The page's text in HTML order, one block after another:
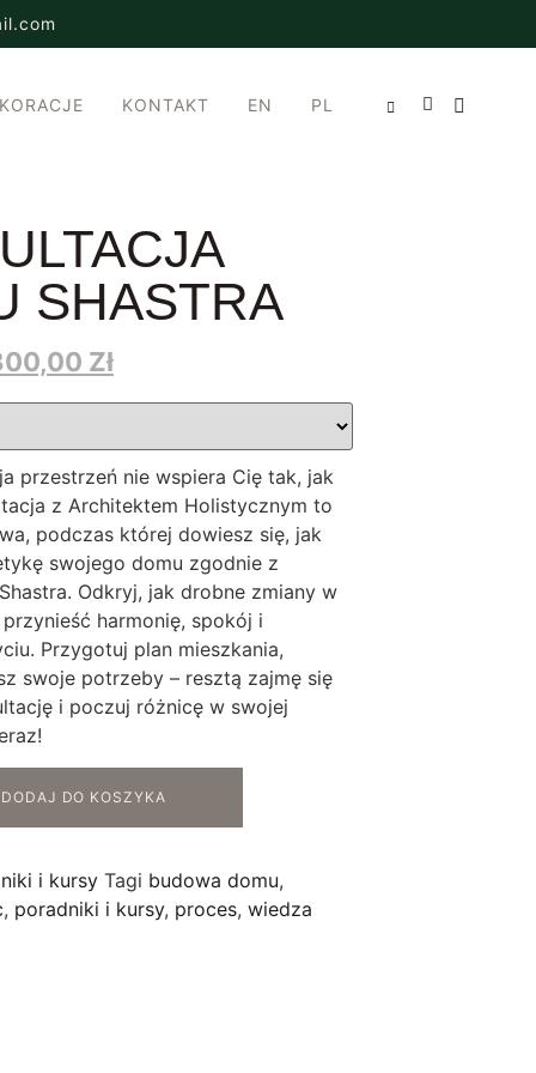
KONTAKT EN PL
SHASTRA
Zł
przestrzeń nie wspiera Cię tak, jak
z Architektem Holistycznym to
podczas której dowiesz się, jak
swojego domu zgodnie z
Odkryj, jak drobne zmiany w
harmonię, spokój i
Przygotuj plan mieszkania,
swoje potrzeby – resztą zajmę się
i poczuj różnicę w swojej
DODAJ DO KOSZYKA
i kursy Tagi budowa domu,
, poradniki i kursy, proces, wiedza